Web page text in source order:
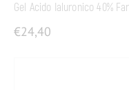
Gel Acido Ialuronico 40%
€24,40